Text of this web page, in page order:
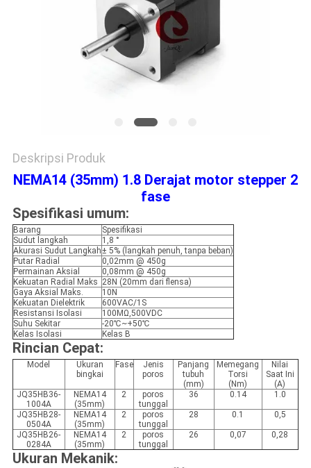
Deskripsi Produk
NEMA14 (35mm) 1.8 Derajat motor stepper 2
fase
Spesifikasi umum:
Barang
Spesifikasi
Sudut langkah
1,8 °
Akurasi Sudut Langkah± 5% (langkah penuh, tanpa beban)
Putar Radial
0,02mm @ 450g
Permainan Aksial
0,08mm @ 450g
Kekuatan Radial Maks 28N (20mm dari flensa)
Gaya Aksial Maks.
10N
Kekuatan Dielektrik
600VAC/1S
Resistansi Isolasi
100MΩ,500VDC
Suhu Sekitar
-20℃~+50℃
Kelas Isolasi
Kelas B
Rincian Cepat:
Model
Ukuran
bingkai
Fase
Jenis
poros
Panjang
tubuh
(mm)
Memegang
Torsi
(Nm)
Nilai
Saat Ini
(A)
JQ35HB36-
1004A
NEMA14
(35mm)
2
poros
tunggal
36 0.14 1.0
JQ35HB28-
0504A
NEMA14
(35mm)
2
poros
tunggal
28 0.1 0,5
JQ35HB26-
0284A
NEMA14
(35mm)
2
poros
tunggal
26 0,07 0,28
Ukuran Mekanik: